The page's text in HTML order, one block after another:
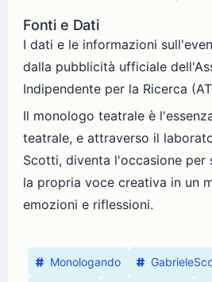
Fonti e Dati
I dati e le informazioni
dalla pubblicità ufficiale
Indipendente per la Ricerca
Il monologo teatrale è
teatrale, e attraverso il
Scotti, diventa l'occasione per
la propria voce creativa in un
emozioni e riflessioni.
Monologando